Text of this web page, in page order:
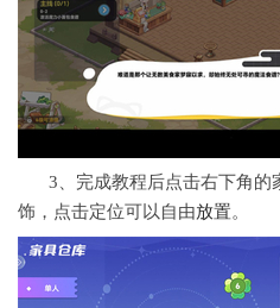
3、完成教程后点击右下角的
饰，点击定位可以自由放置。